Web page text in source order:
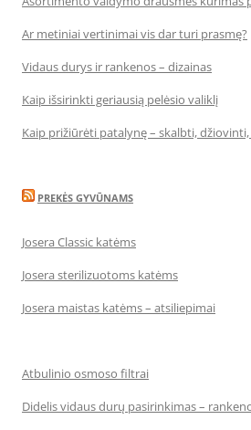
Ar metiniai vertinimai vis dar turi prasmę?
Vidaus durys ir rankenos – dizainas
Kaip išsirinkti geriausią pelėsio valiklį
Kaip prižiūrėti patalynę – skalbti,
PREKĖS GYVŪNAMS
Josera Classic katėms
Josera sterilizuotoms katėms
Josera maistas katėms – atsiliepimai
Atbulinio osmoso filtrai
Didelis vidaus durų pasirinkimas –